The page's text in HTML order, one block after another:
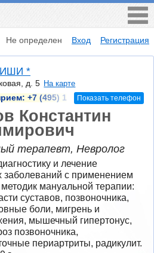
Не определен Вход Регистрация
*
д. 5 На карте
+7 (495) 1 Показать телефон
Константин
терапевт, Невролог
и лечение
с применением
мануальной терапии:
суставов, позвоночника,
боли, мигрень и
мышечный гипертонус,
позвоночника,
периартриты, радикулит.